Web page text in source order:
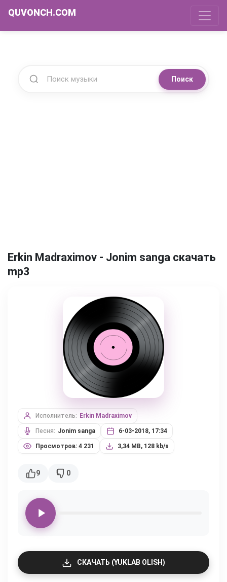
QUVONCH.COM
Поиск
Erkin Madraximov - Jonim sanga скачать
mp3
Исполнитель: Erkin Madraximov
Песня: Jonim sanga 6-03-2018, 17:34
Просмотров: 4 231 3,34 MB, 128 kb/s
9 0
СКАЧАТЬ (YUKLAB OLISH)